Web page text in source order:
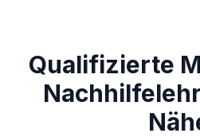
Qualifizierte